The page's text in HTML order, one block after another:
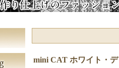
mini CAT ホワイト・